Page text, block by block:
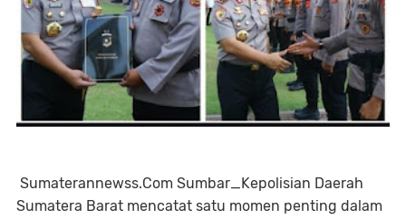
Sumaterannewss.Com Sumbar_Kepolisian Daerah
Sumatera Barat mencatat satu momen penting dalam